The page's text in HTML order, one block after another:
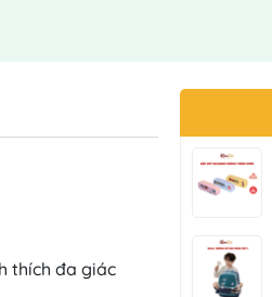
thích đa giác